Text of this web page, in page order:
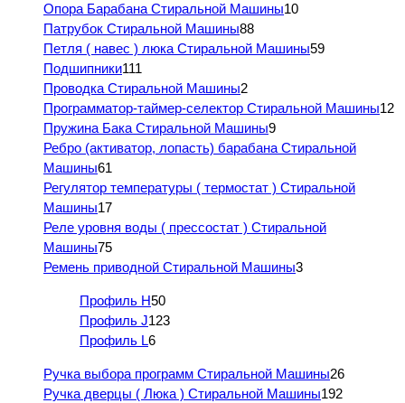
Опора Барабана Стиральной Машины10
Патрубок Стиральной Машины88
Петля ( навес ) люка Стиральной Машины59
Подшипники111
Проводка Стиральной Машины2
Программатор-таймер-селектор Стиральной Машины12
Пружина Бака Стиральной Машины9
Ребро (активатор, лопасть) барабана Стиральной
Машины61
Регулятор температуры ( термостат ) Стиральной
Машины17
Реле уровня воды ( прессостат ) Стиральной
Машины75
Ремень приводной Стиральной Машины3
Профиль H50
Профиль J123
Профиль L6
Ручка выбора программ Стиральной Машины26
Ручка дверцы ( Люка ) Стиральной Машины192